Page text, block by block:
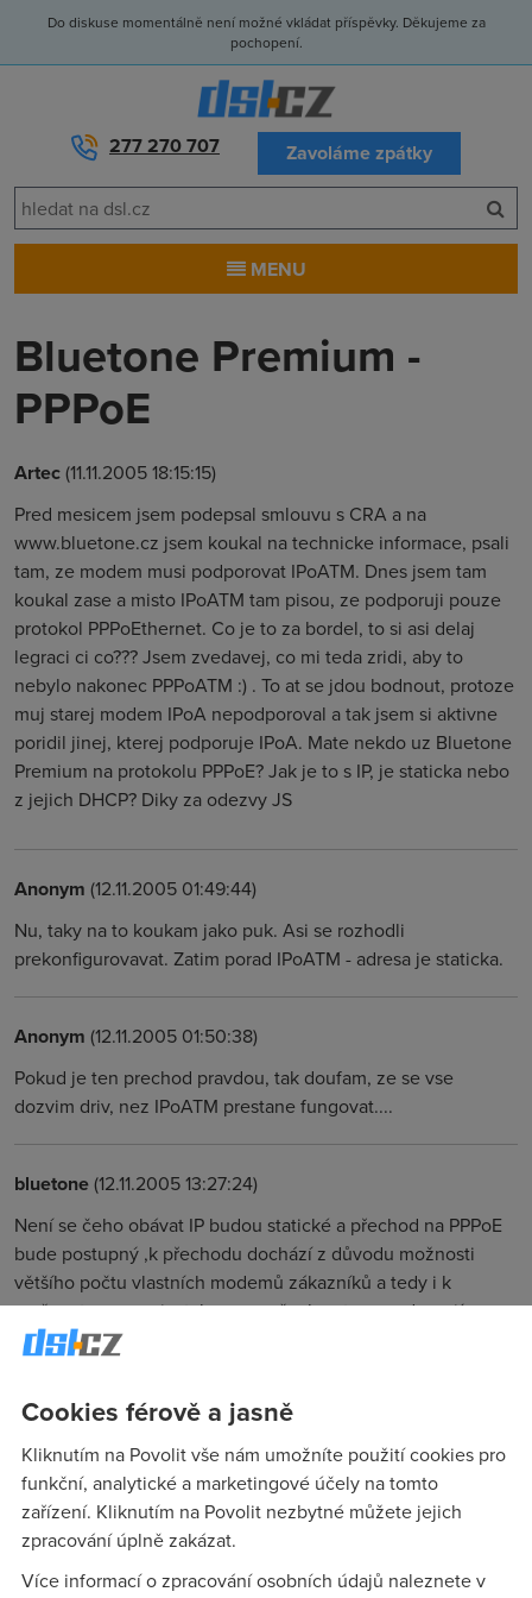
Do diskuse momentálně není možné vkládat příspěvky. Děkujeme za
pochopení.
277 270 707 Zavoláme zpátky
MENU
Bluetone Premium -
PPPoE
Artec(11.11.2005 18:15:15)
Pred mesicem jsem podepsal smlouvu s CRA a na
www.bluetone.cz jsem koukal na technicke informace, psali
tam, ze modem musi podporovat IPoATM. Dnes jsem tam
koukal zase a misto IPoATM tam pisou, ze podporuji pouze
protokol PPPoEthernet. Co je to za bordel, to si asi delaj
legraci ci co??? Jsem zvedavej, co mi teda zridi, aby to
nebylo nakonec PPPoATM :) . To at se jdou bodnout, protoze
muj starej modem IPoA nepodporoval a tak jsem si aktivne
poridil jinej, kterej podporuje IPoA. Mate nekdo uz Bluetone
Premium na protokolu PPPoE? Jak je to s IP, je staticka nebo
z jejich DHCP? Diky za odezvy JS
Anonym (12.11.2005 01:49:44)
Nu, taky na to koukam jako puk. Asi se rozhodli
prekonfigurovavat. Zatim porad IPoATM - adresa je staticka.
Anonym (12.11.2005 01:50:38)
Pokud je ten prechod pravdou, tak doufam, ze se vse
dozvim driv, nez IPoATM prestane fungovat....
bluetone(12.11.2005 13:27:24)
Není se čeho obávat IP budou statické a přechod na PPPoE
bude postupný ,k přechodu dochází z důvodu možnosti
většího počtu vlastních modemů zákazníků a tedy i k
možnostem samoinstalace ,ne všechny typy podporují
jednoduché nastavení IPoA ,PPPoE podporuje skoro každý
Anonym (12.11.2005 13:54:41)
budou se prevadet i stavajici zakaznici ?
Cookies férově a jasně
Kliknutím na Povolit vše nám umožníte použití cookies pro
funkční, analytické a marketingové účely na tomto
zařízení. Kliknutím na Povolit nezbytné můžete jejich
zpracování úplně zakázat.
Více informací o zpracování osobních údajů naleznete v